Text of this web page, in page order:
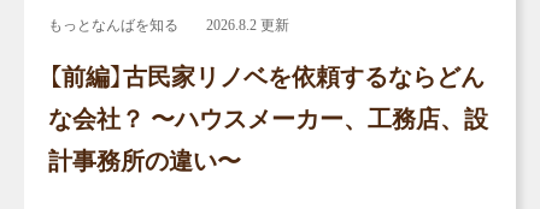
もっとなんばを知る 2026.8.2 更新
【前編】古民家リノベを依頼するならどん
な会社？ 〜ハウスメーカー、工務店、設
計事務所の違い〜